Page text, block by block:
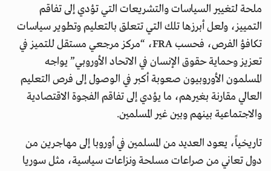
ملحة لتغيير السياسات والتشريعات التي تؤدي إلى تفاقم
التمييز، ولعل أبرزها تلك التي تتعلق بالتعليم وتطوير سياسات
تكافؤ الفرص، فحسب FRA، “مركز مرجعي مستقل للتميز في
تعزيز وحماية حقوق الإنسان في الاتحاد الأوروبي” يواجه
المسلمون الأوروبيون صعوبة أكبر في الوصول إلى فرص التعليم
العالي مقارنة بغيرهم، ما يؤدي إلى تفاقم الفجوة الاقتصادية
والاجتماعية بينهم وبين غير المسلمين.
تاريخياً، يعود العديد من المسلمين في أوروبا إلى مهاجرين من
دول تعاني من صراعات مسلحة ونزاعات سياسية، مثل سوريا